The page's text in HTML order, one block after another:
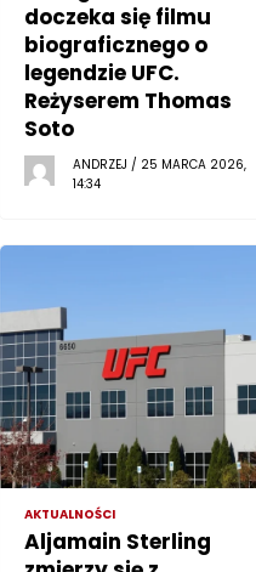
doczeka się filmu
biograficznego o
legendzie UFC.
Reżyserem Thomas
Soto
ANDRZEJ / 25 MARCA 2026,
14:34
AKTUALNOŚCI
Aljamain Sterling